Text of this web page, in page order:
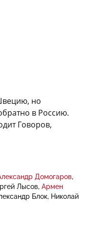
но
в Россию.
Говоров,
Домогаров
Лысов Армен
Блок Николай